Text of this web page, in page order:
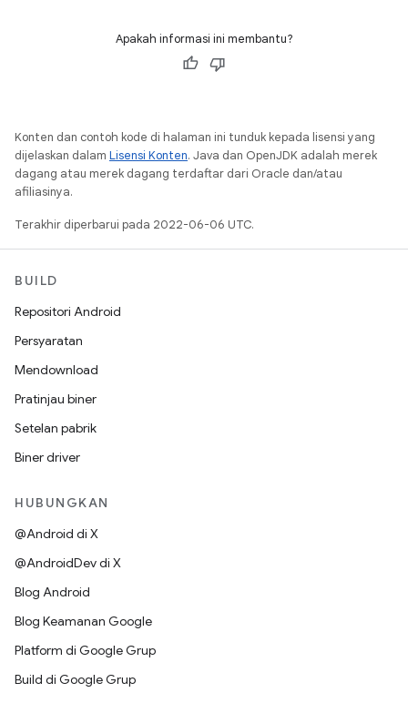
Apakah informasi ini membantu?
Konten dan contoh kode di halaman ini tunduk kepada lisensi yang
dijelaskan dalam Lisensi Konten. Java dan OpenJDK adalah merek
dagang atau merek dagang terdaftar dari Oracle dan/atau
afiliasinya.
Terakhir diperbarui pada 2022-06-06 UTC.
BUILD
Repositori Android
Persyaratan
Mendownload
Pratinjau biner
Setelan pabrik
Biner driver
HUBUNGKAN
@Android di X
@AndroidDev di X
Blog Android
Blog Keamanan Google
Platform di Google Grup
Build di Google Grup